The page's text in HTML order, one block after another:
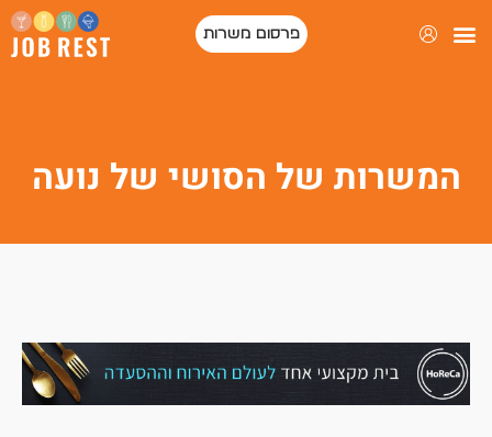
פרסום משרות
המשרות של הסושי של נועה